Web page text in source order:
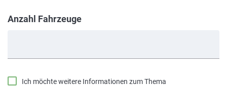
Anzahl Fahrzeuge
Einwilligung
Ich möchte weitere Informationen zum Thema